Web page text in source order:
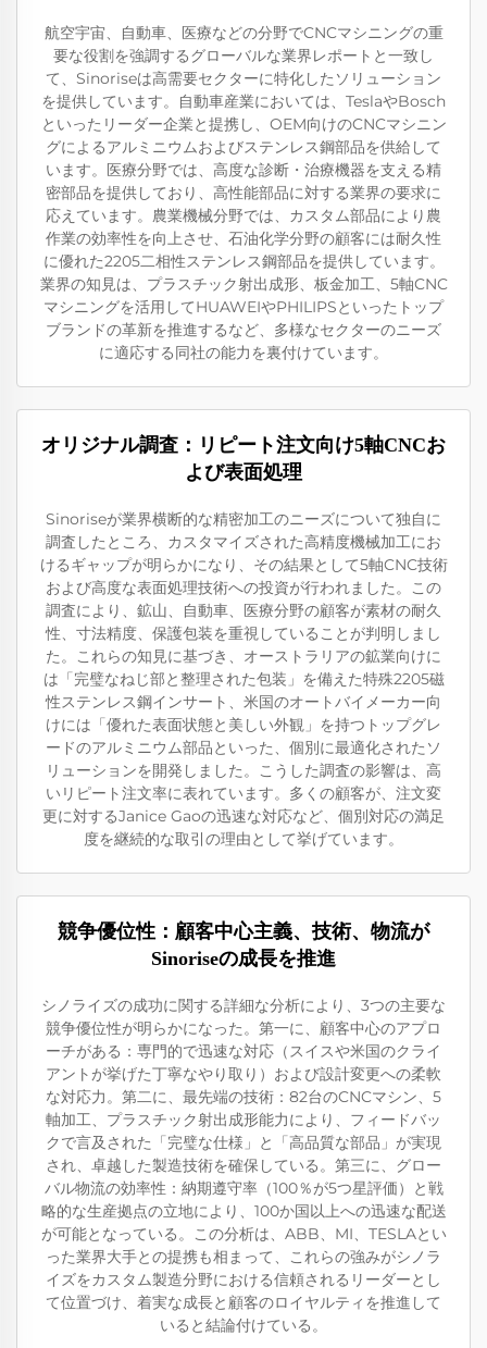
航空宇宙、自動車、医療などの分野でCNCマシニングの重
要な役割を強調するグローバルな業界レポートと一致し
て、Sinoriseは高需要セクターに特化したソリューション
を提供しています。自動車産業においては、TeslaやBosch
といったリーダー企業と提携し、OEM向けのCNCマシニン
グによるアルミニウムおよびステンレス鋼部品を供給して
います。医療分野では、高度な診断・治療機器を支える精
密部品を提供しており、高性能部品に対する業界の要求に
応えています。農業機械分野では、カスタム部品により農
作業の効率性を向上させ、石油化学分野の顧客には耐久性
に優れた2205二相性ステンレス鋼部品を提供しています。
業界の知見は、プラスチック射出成形、板金加工、5軸CNC
マシニングを活用してHUAWEIやPHILIPSといったトップ
ブランドの革新を推進するなど、多様なセクターのニーズ
に適応する同社の能力を裏付けています。
オリジナル調査：リピート注文向け5軸CNCお
よび表面処理
Sinoriseが業界横断的な精密加工のニーズについて独自に
調査したところ、カスタマイズされた高精度機械加工にお
けるギャップが明らかになり、その結果として5軸CNC技術
および高度な表面処理技術への投資が行われました。この
調査により、鉱山、自動車、医療分野の顧客が素材の耐久
性、寸法精度、保護包装を重視していることが判明しまし
た。これらの知見に基づき、オーストラリアの鉱業向けに
は「完璧なねじ部と整理された包装」を備えた特殊2205磁
性ステンレス鋼インサート、米国のオートバイメーカー向
けには「優れた表面状態と美しい外観」を持つトップグレ
ードのアルミニウム部品といった、個別に最適化されたソ
リューションを開発しました。こうした調査の影響は、高
いリピート注文率に表れています。多くの顧客が、注文変
更に対するJanice Gaoの迅速な対応など、個別対応の満足
度を継続的な取引の理由として挙げています。
競争優位性：顧客中心主義、技術、物流が
Sinoriseの成長を推進
シノライズの成功に関する詳細な分析により、3つの主要な
競争優位性が明らかになった。第一に、顧客中心のアプロ
ーチがある：専門的で迅速な対応（スイスや米国のクライ
アントが挙げた丁寧なやり取り）および設計変更への柔軟
な対応力。第二に、最先端の技術：82台のCNCマシン、5
軸加工、プラスチック射出成形能力により、フィードバッ
クで言及された「完璧な仕様」と「高品質な部品」が実現
され、卓越した製造技術を確保している。第三に、グロー
バル物流の効率性：納期遵守率（100％が5つ星評価）と戦
略的な生産拠点の立地により、100か国以上への迅速な配送
が可能となっている。この分析は、ABB、MI、TESLAとい
った業界大手との提携も相まって、これらの強みがシノラ
イズをカスタム製造分野における信頼されるリーダーとし
て位置づけ、着実な成長と顧客のロイヤルティを推進して
いると結論付けている。